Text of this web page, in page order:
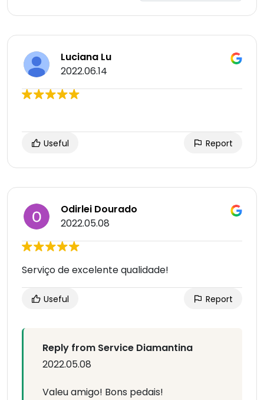
Luciana Lu
2022.06.14
Useful Report
Odirlei Dourado
2022.05.08
Serviço de excelente qualidade!
Useful Report
Reply from Service Diamantina
2022.05.08
Valeu amigo! Bons pedais!